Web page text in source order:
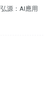
源：AI應用